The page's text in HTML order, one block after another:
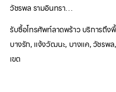
วัชรพล รามอินทรา…
รับซื้อโทรศัพท์ลาดพร้าว บริการถึง
บางรัก, แจ้งวัฒนะ, บางแค, วัชร
เขต